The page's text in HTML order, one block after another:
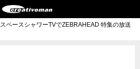
スペースシャワーTVでZEBRAHEAD 特集の放送